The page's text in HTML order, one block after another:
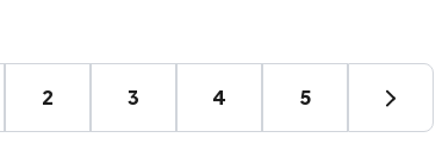
2 3 4 5